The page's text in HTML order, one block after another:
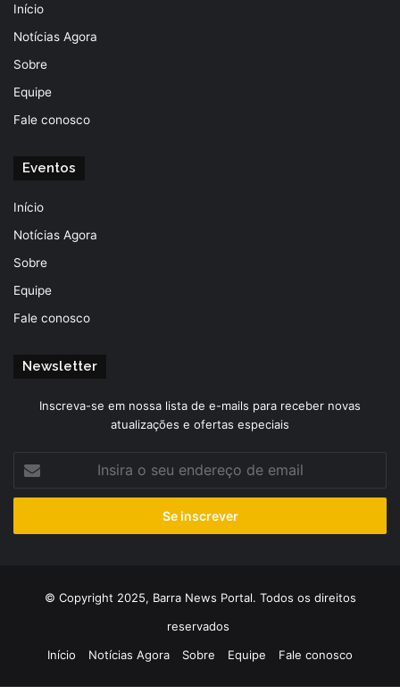
Início
Notícias Agora
Sobre
Equipe
Fale conosco
Eventos
Início
Notícias Agora
Sobre
Equipe
Fale conosco
Newsletter
Inscreva-se em nossa lista de e-mails para receber novas
atualizações e ofertas especiais
seu
de
© Copyright 2025, Barra News Portal. Todos os direitos
reservados
Início
Notícias Agora Sobre Equipe Fale conosco